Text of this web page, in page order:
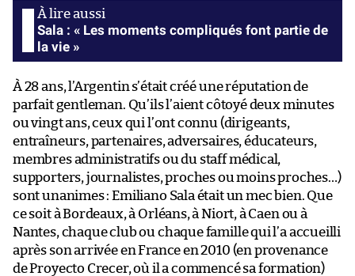
Sala : « Les moments compliqués font partie de
la vie »
À 28 ans, l’Argentin s’était créé une réputation de
parfait gentleman. Qu’ils l’aient côtoyé deux minutes
ou vingt ans, ceux qui l’ont connu (dirigeants,
entraîneurs, partenaires, adversaires, éducateurs,
membres administratifs ou du staff médical,
supporters, journalistes, proches ou moins proches…)
sont unanimes : Emiliano Sala était un mec bien. Que
ce soit à Bordeaux, à Orléans, à Niort, à Caen ou à
Nantes, chaque club ou chaque famille qui l’a accueilli
après son arrivée en France en 2010 (en provenance
de Proyecto Crecer, où il a commencé sa formation)